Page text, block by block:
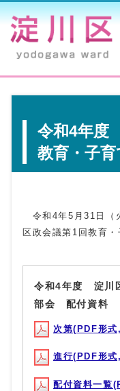
令和4年
教育・子
令和4年5月31日（
区政会議第1回教育・
令和4年度 淀川
部会 配付資料
次第(PDF形
進行(PDF形
配付資料一覧